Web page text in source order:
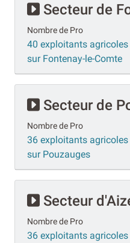
Secteur de
Nombre de Pro
40 exploitants agricoles
sur Fontenay-le-Comte
Secteur de
Nombre de Pro
36 exploitants agricoles
sur Pouzauges
Secteur
Nombre de Pro
36 exploitants agricoles